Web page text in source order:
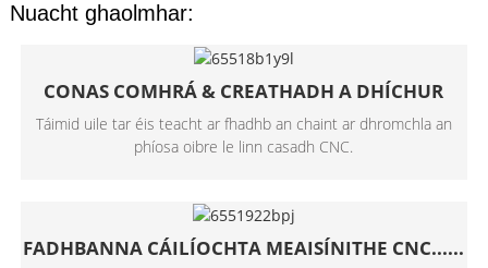
Nuacht ghaolmhar:
CONAS COMHRÁ & CREATHADH A DHÍCHUR
Táimid uile tar éis teacht ar fhadhb an chaint ar dhromchla an
phíosa oibre le linn casadh CNC.
FADHBANNA CÁILÍOCHTA MEAISÍNITHE CNC......